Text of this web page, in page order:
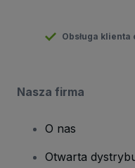
Obsługa
Nasza firma
O nas
Otwarta